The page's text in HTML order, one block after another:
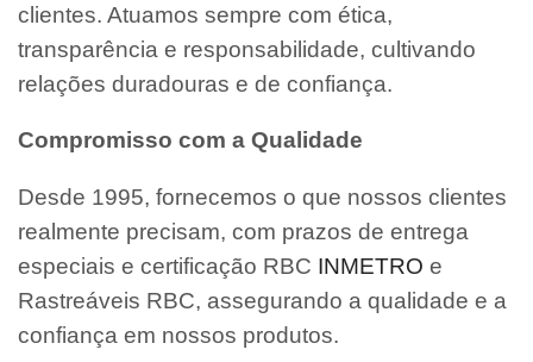
clientes. Atuamos sempre com ética,
transparência e responsabilidade, cultivando
relações duradouras e de confiança.
Compromisso com a Qualidade
Desde 1995, fornecemos o que nossos clientes
realmente precisam, com prazos de entrega
especiais e certificação RBC INMETRO e
Rastreáveis RBC, assegurando a qualidade e a
confiança em nossos produtos.